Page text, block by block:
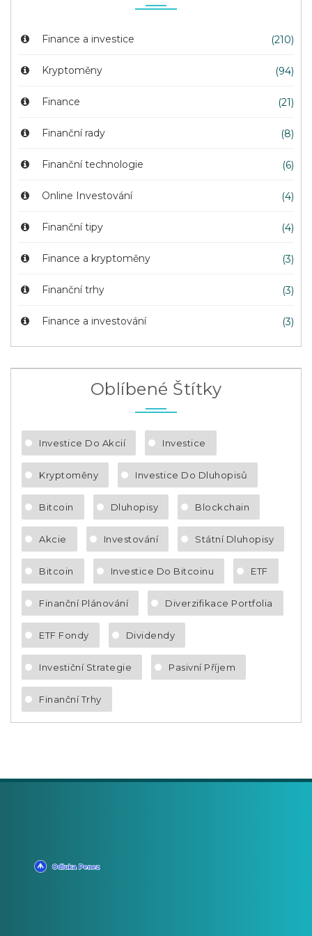
Finance a investice (210)
Kryptoměny (94)
Finance (21)
Finanční rady (8)
Finanční technologie (6)
Online Investování (4)
Finanční tipy (4)
Finance a kryptoměny (3)
Finanční trhy (3)
Finance a investování (3)
Oblíbené Štítky
Investice Do Akcií Investice
Kryptoměny Investice Do Dluhopisů
Bitcoin Dluhopisy Blockchain
Akcie Investování Státní Dluhopisy
Bitcoin Investice Do Bitcoinu ETF
Finanční Plánování Diverzifikace Portfolia
ETF Fondy Dividendy
Investiční Strategie Pasivní Příjem
Finanční Trhy